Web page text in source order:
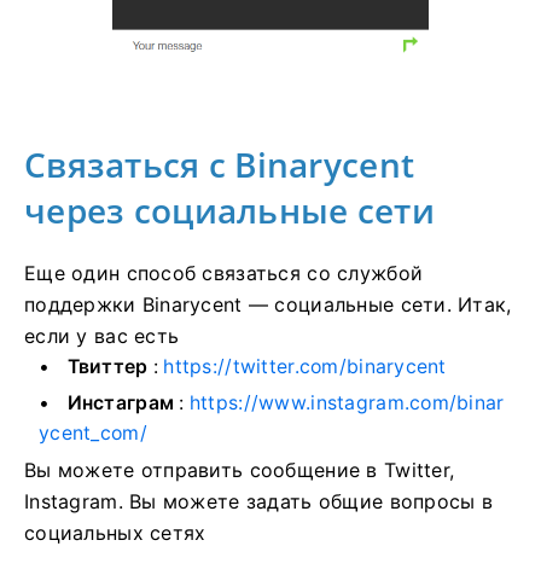
Связаться с Binarycent
через социальные сети
Еще один способ связаться со службой
поддержки Binarycent — социальные сети. Итак,
если у вас есть
Твиттер : https://twitter.com/binarycent
Инстаграм : https://www.instagram.com/binar
ycent_com/
Вы можете отправить сообщение в Twitter,
Instagram. Вы можете задать общие вопросы в
социальных сетях